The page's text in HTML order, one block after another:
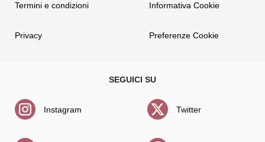
Termini e condizioni
Privacy
Informativa Cookie
Preferenze Cookie
Instagram Twitter